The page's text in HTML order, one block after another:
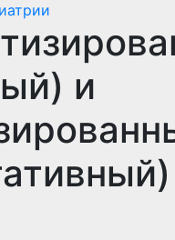
и